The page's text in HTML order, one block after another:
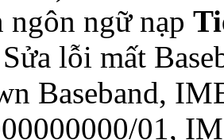
ngôn ngữ nạp
lỗi mất
Baseband,
01,